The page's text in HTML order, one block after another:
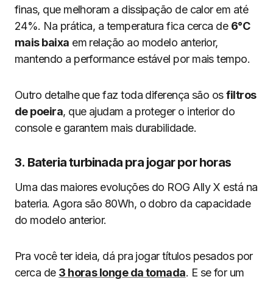
finas, que melhoram a dissipação de calor em até
24%. Na prática, a temperatura fica cerca de 6°C
mais baixa em relação ao modelo anterior,
mantendo a performance estável por mais tempo.
Outro detalhe que faz toda diferença são osfiltros
de poeira, que ajudam a proteger o interior do
console e garantem mais durabilidade.
3. Bateria turbinada pra jogar por horas
Uma das maiores evoluções do ROG Ally X está na
bateria. Agora são 80Wh, o dobro da capacidade
do modelo anterior.
Pra você ter ideia, dá pra jogar títulos pesados por
cerca de 3 horas longe da tomada. E se for um